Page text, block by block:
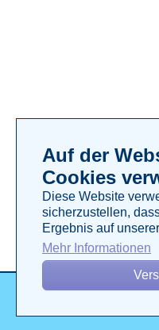
Auf der
Cookies
Diese Website
sicherzustellen,
Ergebnis auf
Mehr Informationen